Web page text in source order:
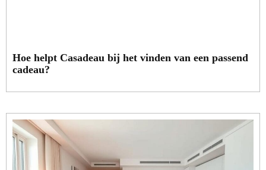
Hoe helpt Casadeau bij het vinden van een passend
cadeau?